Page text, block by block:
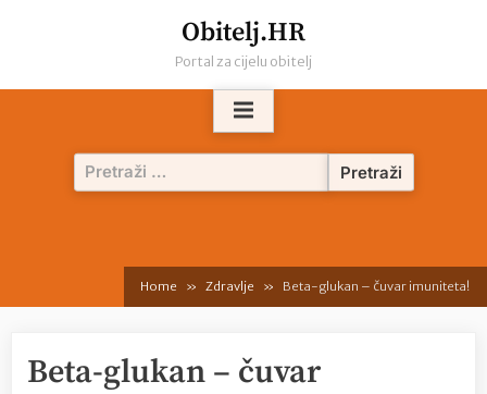
Obitelj.HR
Portal za cijelu obitelj
Pretraži:
Home Zdravlje Beta-glukan – čuvar imuniteta!
Beta-glukan – čuvar